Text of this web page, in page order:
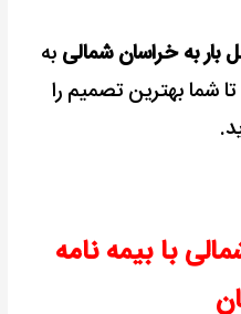
بار به خراسان شمالیبه
شما بهترین تصمیم را
با بیمه نامه